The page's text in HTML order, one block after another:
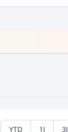
YTD 1J 3J